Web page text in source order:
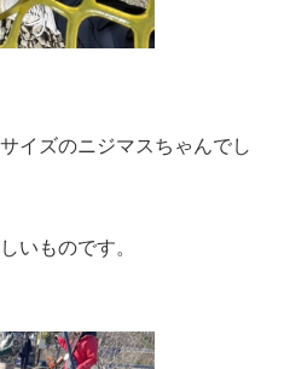
イズのニジマスちゃんでし
いものです。